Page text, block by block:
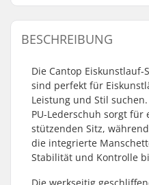
BESCHREIBUNG
Die Cantop
sind perfekt für
Leistung und Stil
PU-Lederschuh sorgt für
stützenden Sitz,
die integrierte
Stabilität und Kontrolle